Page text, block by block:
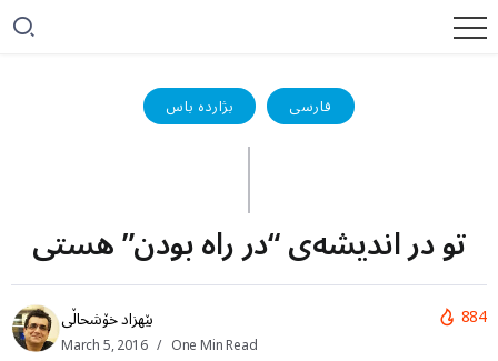
بژاردە باس فارسی
تو در اندیشه‌ی “در راه بودن” هستی
بێهزاد خۆشحاڵی
March 5, 2016 One Min Read
884